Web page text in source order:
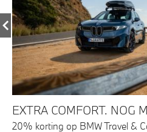
EXTRA COMFORT. NOG
20% korting op BMW Travel &